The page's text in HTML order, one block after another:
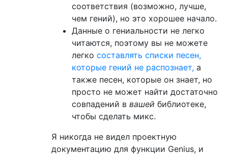
соответствия (возможно, лучше,
чем гений), но это хорошее начало.
Данные о гениальности не легко
читаются, поэтому вы не можете
легко составлять списки песен,
которые гений не распознает, а
также песен, которые он знает, но
просто не может найти достаточно
совпадений в вашей библиотеке,
чтобы сделать микс.
Я никогда не видел проектную
документацию для функции Genius, и